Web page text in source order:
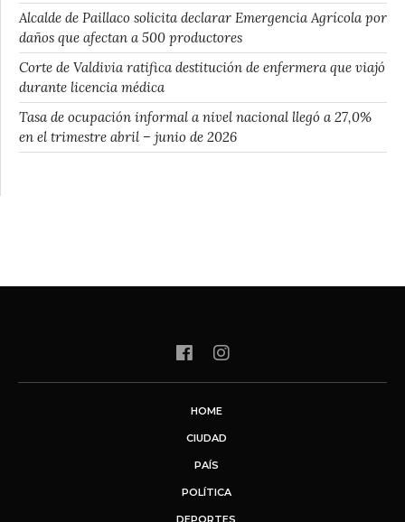
Alcalde de Paillaco solicita declarar Emergencia Agrícola por
daños que afectan a 500 productores
Corte de Valdivia ratifica destitución de enfermera que viajó
durante licencia médica
Tasa de ocupación informal a nivel nacional llegó a 27,0%
en el trimestre abril – junio de 2026
HOME
CIUDAD
PAÍS
POLÍTICA
DEPORTES